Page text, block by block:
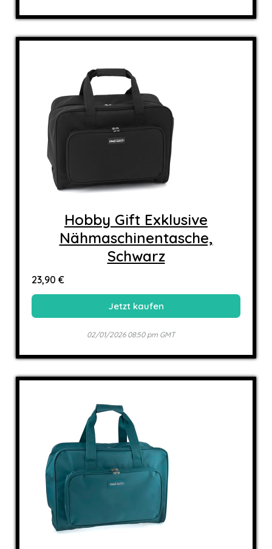
Hobby Gift Exklusive
Nähmaschinentasche,
Schwarz
23,90 €
Jetzt kaufen
02/01/2026 08:50 pm GMT